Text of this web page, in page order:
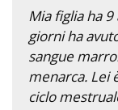
Mia figlia ha
giorni ha
sangue
menarca. Lei
ciclo